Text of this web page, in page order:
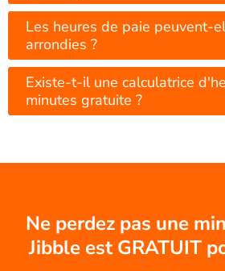
Les heures de paie peuvent-
arrondies ?
Existe-t-il une calculatrice
minutes gratuite ?
Ne perdez pas une
Jibble est GRATUIT